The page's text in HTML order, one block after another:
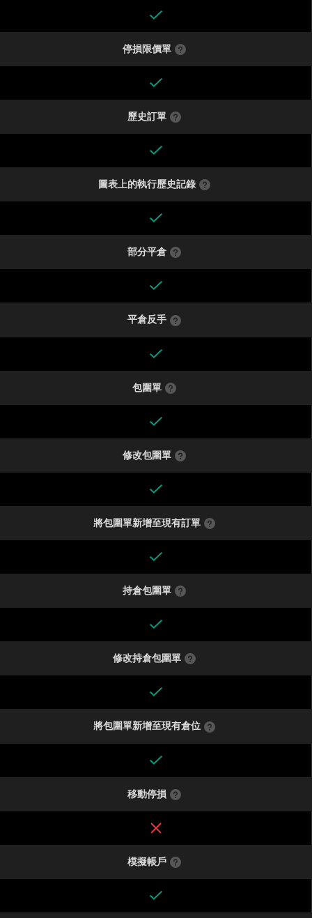
停損限價單
歷史訂單
圖表上的執行歷史記錄
部分平倉
平倉反手
包圍單
修改包圍單
將包圍單新增至現有訂單
持倉包圍單
修改持倉包圍單
將包圍單新增至現有倉位
移動停損
模擬帳戶